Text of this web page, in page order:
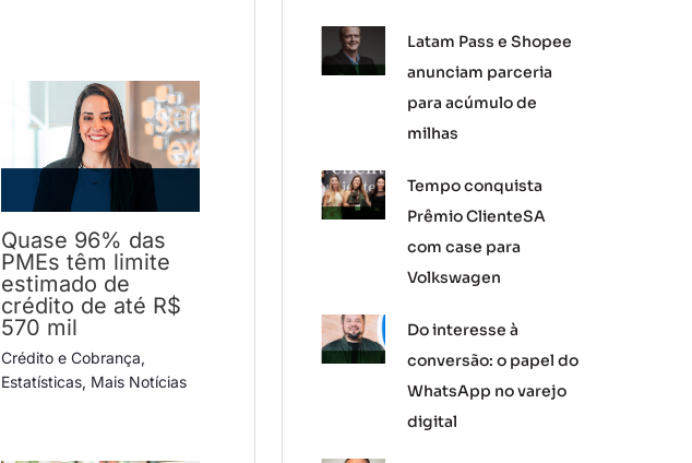
Quase 96% das
PMEs têm limite
estimado de
crédito de até R$
570 mil
Crédito e Cobrança,
Estatísticas, Mais Notícias
Latam Pass e Shopee
anunciam parceria
para acúmulo de
milhas
Tempo conquista
Prêmio ClienteSA
com case para
Volkswagen
Do interesse à
conversão: o papel do
WhatsApp no varejo
digital